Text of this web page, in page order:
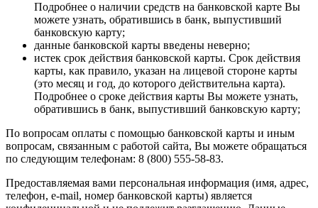
Подробнее о наличии средств на банковской карте Вы
можете узнать, обратившись в банк, выпустивший
банковскую карту;
данные банковской карты введены неверно;
истек срок действия банковской карты. Срок действия
карты, как правило, указан на лицевой стороне карты
(это месяц и год, до которого действительна карта).
Подробнее о сроке действия карты Вы можете узнать,
обратившись в банк, выпустивший банковскую карту;
По вопросам оплаты с помощью банковской карты и иным
вопросам, связанным с работой сайта, Вы можете обращаться
по следующим телефонам: 8 (800) 555-58-83.
Предоставляемая вами персональная информация (имя, адрес,
телефон, e-mail, номер банковской карты) является